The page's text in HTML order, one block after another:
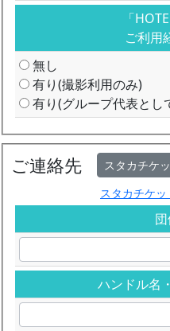
「
ご利用
無し
有り(撮影利用のみ)
有り(グループ代表とし
ご連絡先
スタカチケ
スタカチケ
ハンドル名